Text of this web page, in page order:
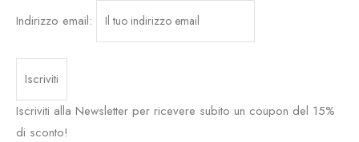
Indirizzo email:
Iscriviti alla Newsletter per ricevere subito un coupon del 15%
di sconto!